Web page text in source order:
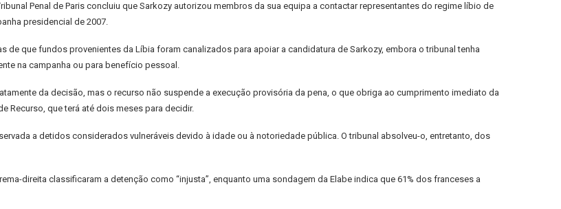
Penal de Paris concluiu que Sarkozy autorizou membros da sua equipa a contactar representantes do regime líbio de
presidencial de 2007.
de que fundos provenientes da Líbia foram canalizados para apoiar a candidatura de Sarkozy, embora o tribunal tenha
na campanha ou para benefício pessoal.
da decisão, mas o recurso não suspende a execução provisória da pena, o que obriga ao cumprimento imediato da
Recurso, que terá até dois meses para decidir.
a detidos considerados vulneráveis devido à idade ou à notoriedade pública. O tribunal absolveu-o, entretanto, dos
direita classificaram a detenção como “injusta”, enquanto uma sondagem da Elabe indica que 61% dos franceses a